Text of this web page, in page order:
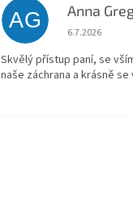
AG Anna
Hodnocení
6.7.2026
Skvělý přístup paní, se
naše záchrana a krásně se